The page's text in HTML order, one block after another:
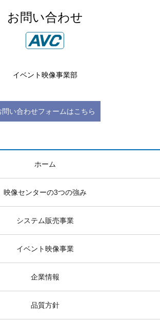
お問い合わせ
イベント映像事業部
問い合わせフォームはこちら
ホーム
映像センターの3つの強み
システム販売事業
イベント映像事業
企業情報
品質方針